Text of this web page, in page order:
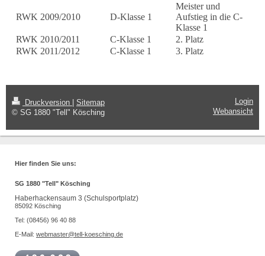
RWK 2009/2010 D-Klasse 1
Meister und
Aufstieg in die C-
Klasse 1
RWK 2010/2011
C-Klasse 1
2. Platz
RWK 2011/2012
C-Klasse 1 3. Platz
Druckversion
Sitemap
© SG 1880 "Tell" Kösching
Login
Webansicht
Hier finden Sie uns:
SG 1880 "Tell" Kösching
Haberhackensaum 3 (Schulsportplatz)
85092 Kösching
Tel: (08456) 96 40 88
E-Mail: webmaster@tell-koesching.de